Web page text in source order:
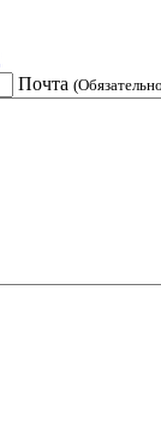
Почта